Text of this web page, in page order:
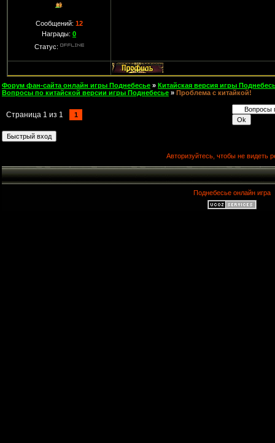
Сообщений: 12
Награды: 0
Статус:
Форум фан-сайта онлайн игры Поднебесье » Китайская версия игры
Вопросы по китайской версии игры Поднебесье » Проблема с китайкой!
Страница 1 из 1 1
Авторизуйтесь, чтобы не видеть
Поднебесье онлайн игра